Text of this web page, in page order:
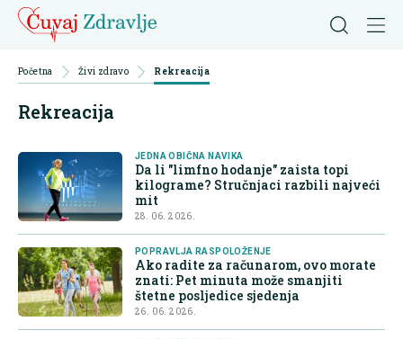
Početna Živi zdravo Rekreacija
Rekreacija
JEDNA OBIČNA NAVIKA
Da li "limfno hodanje" zaista topi
kilograme? Stručnjaci razbili najveći
mit
28. 06. 2026.
POPRAVLJA RASPOLOŽENJE
Ako radite za računarom, ovo morate
znati: Pet minuta može smanjiti
štetne posljedice sjedenja
26. 06. 2026.